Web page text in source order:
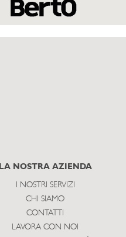
LA NOSTRA AZIENDA
I NOSTRI SERVIZI
CHI SIAMO
CONTATTI
LAVORA CON NOI